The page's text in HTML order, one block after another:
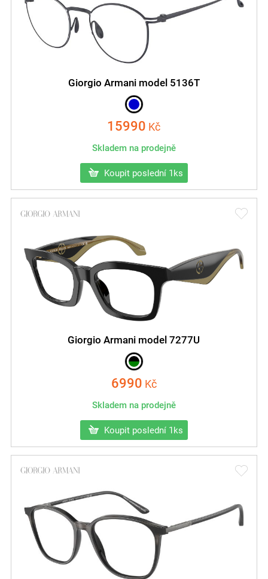
Giorgio Armani model 5136T
15990 Kč
Skladem na prodejně
Koupit poslední 1ks
Giorgio Armani model 7277U
6990 Kč
Skladem na prodejně
Koupit poslední 1ks